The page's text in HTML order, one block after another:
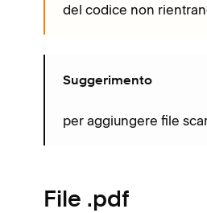
del codice non
Suggerimento
per aggiungere file
File .pdf